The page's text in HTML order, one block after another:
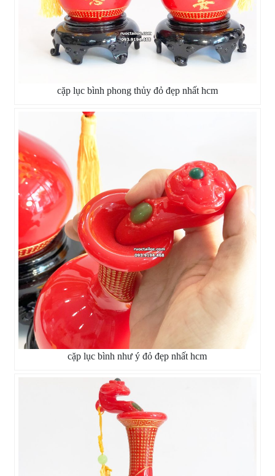
cặp lục bình phong thủy đỏ đẹp nhất hcm
cặp lục bình như ý đỏ đẹp nhất hcm